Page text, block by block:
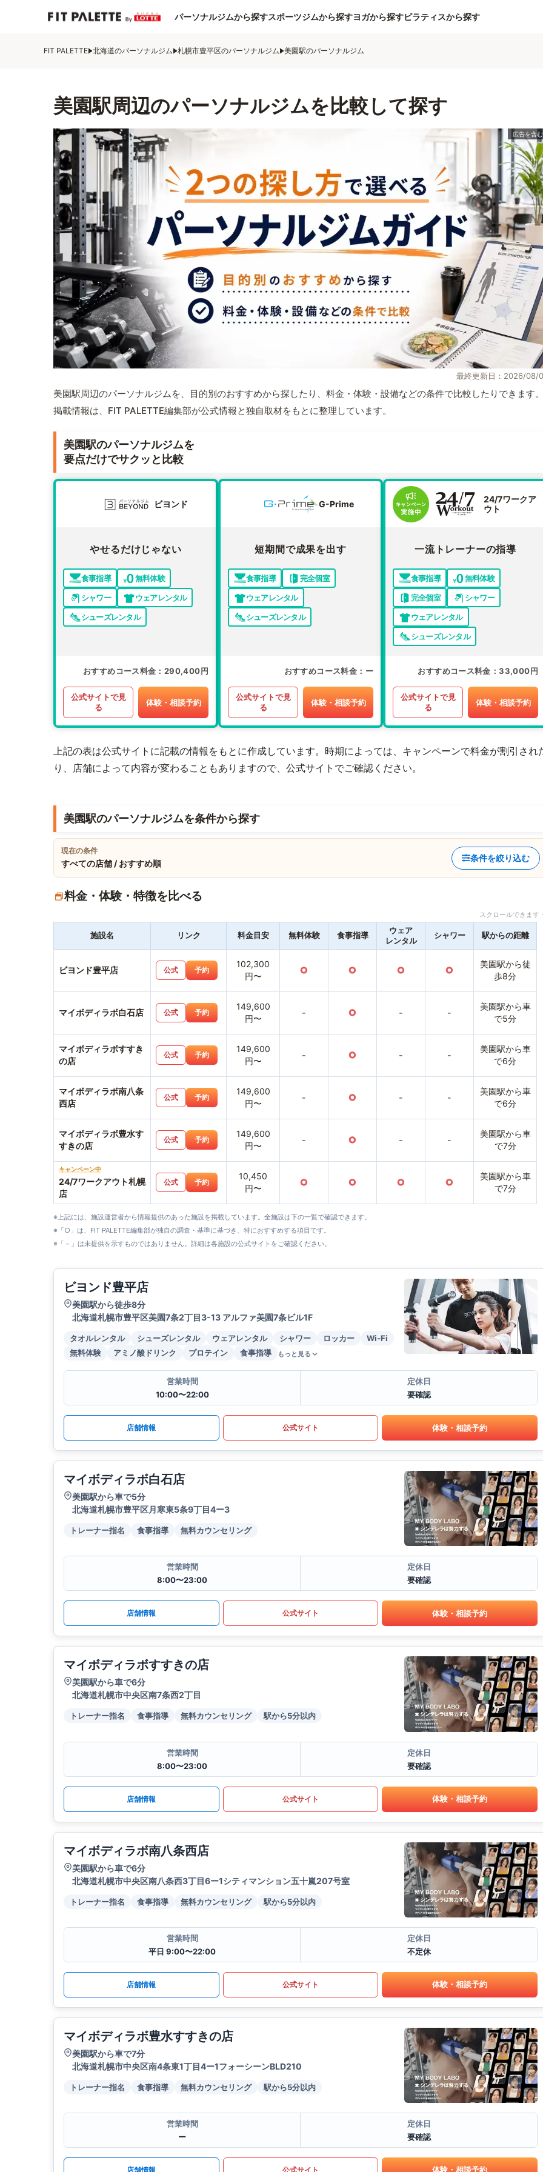
パーソナルジムから探すスポーツジムから探すヨガから探すピラティスから探す
FIT PALETTE 北海道のパーソナルジム 札幌市豊平区のパーソナルジム 美園駅のパーソナルジム
美園駅周辺のパーソナルジムを比較して探す
最終更新日：2026/08/
美園駅周辺のパーソナルジムを、目的別のおすすめから探したり、料金・体験・設備などの条件で比較したりできます
掲載情報は、FIT PALETTE編集部が公式情報と独自取材をもとに整理しています。
美園駅のパーソナルジムを
要点だけでサクッと比較
ビヨンド
やせるだけじゃない
食事指導
無料体験
シャワー
ウェアレンタル
シューズレンタル
おすすめコース料金 290,400円
公式サイトで見
る
体験・相談予約
G-Prime
短期間で成果を出す
食事指導
完全個室
ウェアレンタル
シューズレンタル
おすすめコース料金 ー
公式サイトで見
る
体験・相談予約
24/7ワークア
ウト
一流トレーナーの指導
食事指導
無料体験
完全個室
シャワー
ウェアレンタル
シューズレンタル
おすすめコース料金 33,000円
公式サイトで見
る
体験・相談予約
上記の表は公式サイトに記載の情報をもとに作成しています。時期によっては、キャンペーンで料金が割引され
り、店舗によって内容が変わることもありますので、公式サイトでご確認ください。
美園駅のパーソナルジムを条件から探す
現在の条件
すべての店舗 / おすすめ順
条件を絞り込む
料金・体験・特徴を比べる
スクロールできま
施設名 リンク 料金目安 無料体験 食事指導
ウェア
レンタル
シャワー 駅からの距離
ビヨンド豊平店 公式 予約
102,300
円〜
○ ○ ○ ○
美園駅から徒
歩8分
マイボディラボ白石店 公式 予約
149,600
円〜
- ○ - -
美園駅から車
で5分
マイボディラボすすき
の店
公式 予約
149,600
円〜
- ○ - -
美園駅から車
で6分
マイボディラボ南八条
西店
公式 予約
149,600
円〜
- ○ - -
美園駅から車
で6分
マイボディラボ豊水す
すきの店
公式 予約
149,600
円〜
- ○ - -
美園駅から車
で7分
キャンペーン中
24/7ワークアウト札幌
店
公式 予約
10,450
円〜
○ ○ ○ ○
美園駅から車
で7分
※上記には、施設運営者から情報提供のあった施設を掲載しています。全施設は下の一覧で確認できます。
※「○」は、FIT PALETTE編集部が独自の調査・基準に基づき、特におすすめする項目です。
※「－」は未提供を示すものではありません。詳細は各施設の公式サイトをご確認ください。
ビヨンド豊平店
美園駅から徒歩8分
北海道札幌市豊平区美園7条2丁目3-13 アルファ美園7条ビル1F
タオルレンタル シューズレンタル ウェアレンタル シャワー ロッカー
Wi-Fi
無料体験
アミノ酸ドリンク プロテイン 食事指導 もっと見る
営業時間
10:00〜22:00
定休日
要確認
店舗情報 公式サイト 体験・相談予約
マイボディラボ白石店
美園駅から車で5分
北海道札幌市豊平区月寒東5条9丁目4ー3
トレーナー指名 食事指導 無料カウンセリング
営業時間
8:00〜23:00
定休日
要確認
店舗情報 公式サイト 体験・相談予約
マイボディラボすすきの店
美園駅から車で6分
北海道札幌市中央区南7条西2丁目
トレーナー指名 食事指導 無料カウンセリング 駅から5分以内
営業時間
8:00〜23:00
定休日
要確認
店舗情報 公式サイト 体験・相談予約
マイボディラボ南八条西店
美園駅から車で6分
北海道札幌市中央区南八条西3丁目6ー1シティマンション五十嵐207号室
トレーナー指名 食事指導 無料カウンセリング 駅から5分以内
営業時間
平日 9:00〜22:00
定休日
不定休
店舗情報 公式サイト 体験・相談予約
マイボディラボ豊水すすきの店
美園駅から車で7分
北海道札幌市中央区南4条東1丁目4ー1フォーシーンBLD210
トレーナー指名 食事指導 無料カウンセリング 駅から5分以内
営業時間
ー
定休日
要確認
店舗情報 公式サイト 体験・相談予約